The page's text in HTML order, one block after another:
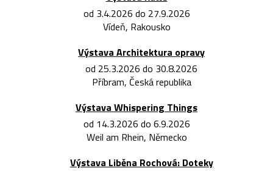
od 3.4.2026 do 27.9.2026
Vídeň, Rakousko
Výstava Architektura opravy
od 25.3.2026 do 30.8.2026
Příbram, Česká republika
Výstava Whispering Things
od 14.3.2026 do 6.9.2026
Weil am Rhein, Německo
Výstava Liběna Rochová: Doteky